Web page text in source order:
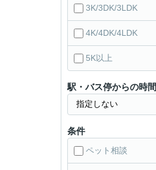
3K/3DK/3LDK
4K/4DK/4LDK
5K以上
駅・バス停からの時間
条件
ペット相談